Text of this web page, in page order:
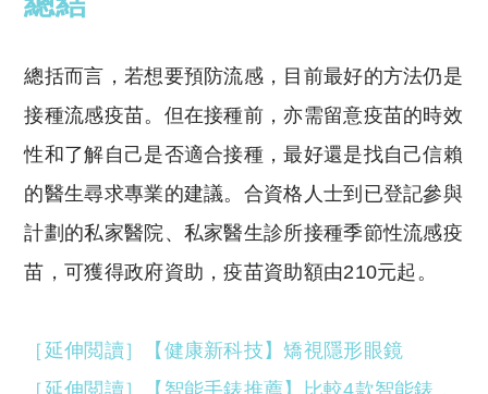
總括而言，若想要預防流感，目前最好的方法仍是
接種流感疫苗。但在接種前，亦需留意疫苗的時效
性和了解自己是否適合接種，最好還是找自己信賴
的醫生尋求專業的建議。合資格人士到已登記參與
計劃的私家醫院、私家醫生診所接種季節性流感疫
苗，可獲得政府資助，疫苗資助額由210元起。
［延伸閲讀］【健康新科技】矯視隱形眼鏡
［延伸閲讀］【智能手錶推薦】比較4款智能錶，